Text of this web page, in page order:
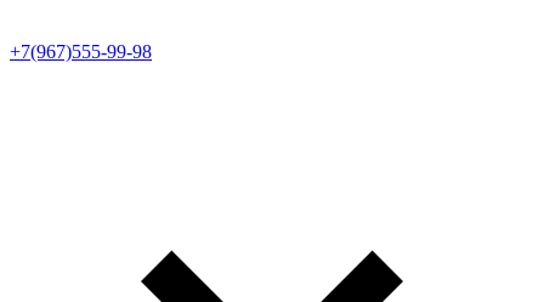
+7(967)555-99-98